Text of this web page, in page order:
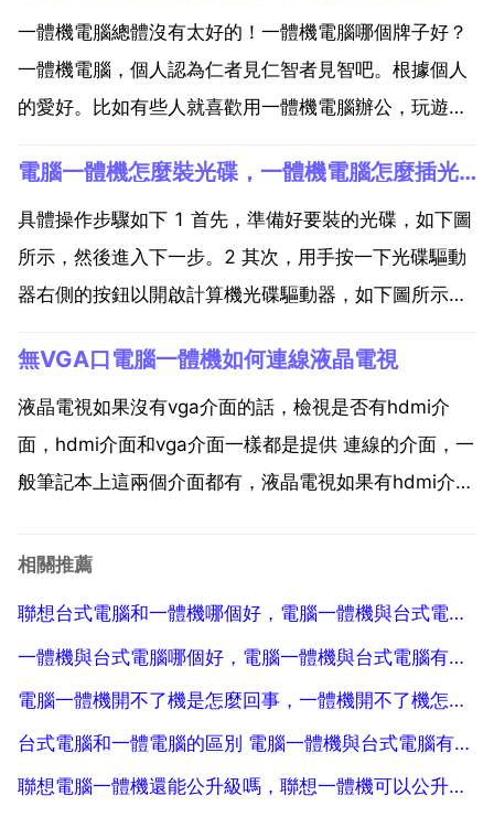
一體機電腦總體沒有太好的！一體機電腦哪個牌子好？
一體機電腦，個人認為仁者見仁智者見智吧。根據個人
的愛好。比如有些人就喜歡用一體機電腦辦公，玩遊
主要是看配置，牌子好，配置跟不上去卵用。1萬左右
的選擇性，也不多，一體機廠商目前主打輕簡辦公比較
多，也在幾千塊...
電腦一體機怎麼裝光碟，一體機電腦怎麼插光碟
具體操作步驟如下 1 首先，準備好要裝的光碟，如下圖
所示，然後進入下一步。2 其次，用手按一下光碟驅動
器右側的按鈕以開啟計算機光碟驅動器，如下圖所示，
槽中，然後合上光碟驅動器，如下圖所示，然後進入下
一步。4 然後，在桌面上找到計算機快捷方式，然後雙
擊...
無VGA口電腦一體機如何連線液晶電視
液晶電視如果沒有vga介面的話，檢視是否有hdmi介
面，hdmi介面和vga介面一樣都是提供 連線的介面，一
般筆記本上這兩個介面都有，液晶電視如果有hdmi介
電視的連線了，購買電視時配件裡應該有連線線，如果
相關推薦
聯想台式電腦和一體機哪個好，電腦一體機與台式電腦有什麼差別？
一體機與台式電腦哪個好，電腦一體機與台式電腦有什麼差別？
電腦一體機開不了機是怎麼回事，一體機開不了機怎麼辦
台式電腦和一體電腦的區別 電腦一體機與台式電腦有什麼差別？
聯想電腦一體機還能公升級嗎，聯想一體機可以公升級硬體嗎？